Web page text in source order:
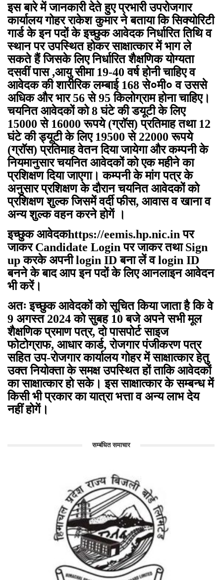
इस बारे में जानकारी देते हुए प्रभारी उपरोजगार
कार्यालय गोहर राकेश कुमार ने बताया कि सिक्योरिटी
गार्ड के इन पदों के इच्छुक आवेदक निर्धारित तिथि व
स्थान पर उपस्थित होकर साक्षात्कार में भाग ले
सकते हैं जिसके लिए निर्धारित शैक्षणिक योग्यता
दसवीं पास ,आयु सीमा 19-40 वर्ष होनी चाहिए व
आवेदक की शारीरिक लम्बाई 168 से०मी० व उससे
अधिक और भार 56 से 95 किलोग्राम होना चाहिए।
चयनित आवेदकों को 8 घंटे की डयूटी के लिए
15000 से 16000 रूपये (ग्राॅस) प्रतिमाह तथा 12
घंटे की ड्यूटी के लिए 19500 से 22000 रूपये
(ग्राॅस) प्रतिमाह वेतन दिया जायेगा और कम्पनी के
नियमानुसार चयनित आवेदकों को एक महीने का
प्रशिक्षण दिया जाएगा। कम्पनी के मांग पत्र के
अनुसार प्रशिक्षण के दौरान चयनित आवेदकों को
प्रशिक्षण शुल्क जिसमें वर्दी फीस, आवास व खाना व
अन्य शुल्क वहन करने होगें ।
इच्छुक आवेदकhttps://eemis.hp.nic.in पर
जाकर Candidate Login पर जाकर तथा Sign
up करके अपनी login ID बना लें व login ID
बनने के बाद आप इन पदों के लिए आनलाइन आवेदन
भी करें।
अतः इच्छुक आवेदकों को सूचित किया जाता है कि वे
9 अगस्त 2024 को सुबह 10 बजे अपने सभी मूल
शैक्षणिक प्रमाण पत्र, दो पासपोर्ट साइज
फोटोग्राफ, आधार कार्ड, रोजगार पंजीकरण पत्र
सहित उप-रोजगार कार्यालय गोहर में साक्षात्कार हेतु
उक्त नियोक्ता के समक्ष उपस्थित हों ताकि आवेदकों
का साक्षात्कार हो सके। इस साक्षात्कार के सम्बन्ध में
किसी भी प्रकार का यात्रा भत्ता व अन्य लाभ देय
नहीं होगें।
सम्बंधित समाचार